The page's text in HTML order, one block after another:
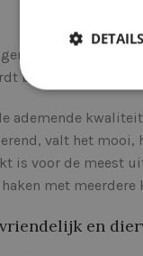
gerecyclede wol-
bewerkstelligd
ademende
valt het
is voor de meest
met meerdere
en